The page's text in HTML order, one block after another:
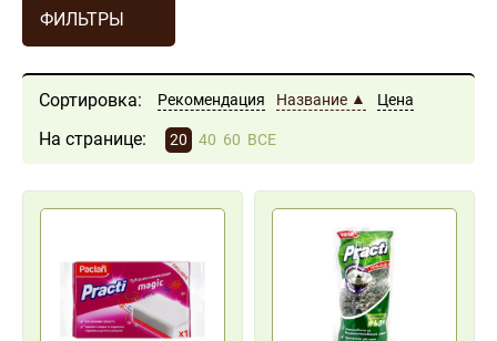
ФИЛЬТРЫ
Сортировка: Рекомендация Название Цена
На странице: 20 40 60 ВСЕ